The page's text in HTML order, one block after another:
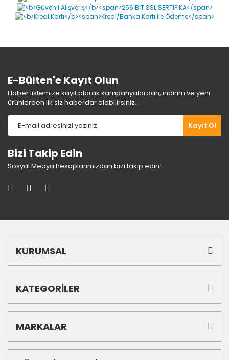
Ürün açıklamasında eksik bilgiler bulunuyor.
Ürün bilgilerinde hatalar bulunuyor.
E-Bülten'e Kayıt Olun
Haber listemize kayıt olarak kampanyalardan, indirim ve yeni
ürünlerden ilk siz haberdar olabilirsiniz.
Kayıt Ol
Bizi Takip Edin
Sosyal Medya hesaplarımızdan bizi takip edin!
KURUMSAL
KATEGORİLER
MARKALAR